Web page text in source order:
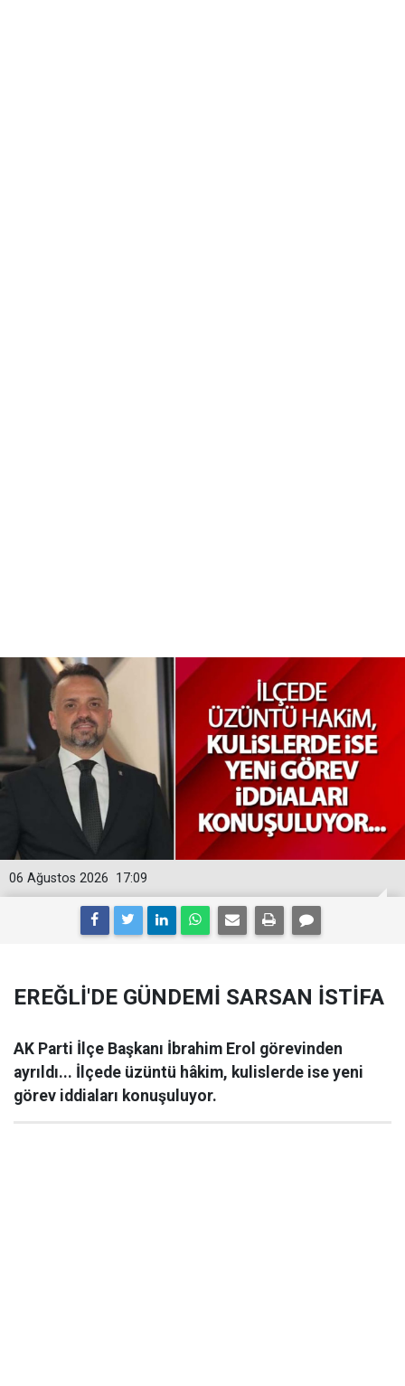
17:09
06 Ağustos 2026
EREĞLİ'DE GÜNDEMİ SARSAN İSTİFA
AK Parti İlçe Başkanı İbrahim Erol görevinden
ayrıldı... İlçede üzüntü hâkim, kulislerde ise yeni
görev iddiaları konuşuluyor.